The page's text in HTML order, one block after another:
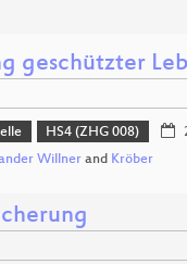
geschützter
HS4 (ZHG 008)
Willner and Kröber